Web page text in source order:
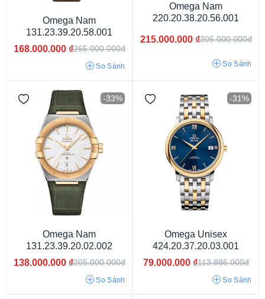
Mặt màu xanh
Mặt màu đen
Mặt màu đỏ
Mặt màu vàng
Mặt màu nâu
Mặt cát vàng
Mặt xanh lục
Mặt màu hồng
Mặt màu xám
Mặt ngọc trai
Mặt vàng hồng
Omega Nam
131.23.39.20.58.001
168.000.000 ₫265.000.000đ
So Sánh
Omega Nam
220.20.38.20.56.001
215.000.000 ₫305.000.000đ
So Sánh
-33%
Omega Nam
131.23.39.20.02.002
138.000.000 ₫205.000.000đ
So Sánh
-31%
Omega Unisex
424.20.37.20.03.001
79.000.000 ₫113.886.000đ
So Sánh